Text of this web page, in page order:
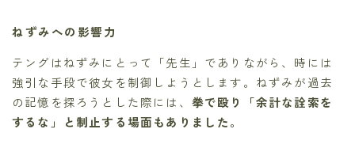
ねずみへの影響力
テングはねずみにとって「先生」でありながら、時には
強引な手段で彼女を制御しようとします。ねずみが過去
の記憶を探ろうとした際には、 拳で殴り「余計な詮索を
するな」と制止する場面もありました。